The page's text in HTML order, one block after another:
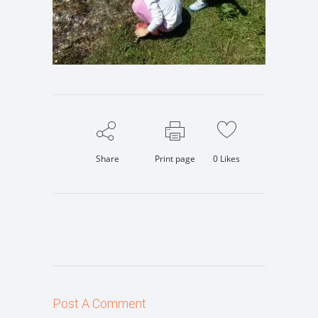
Share Print page 0 Likes
Post A Comment